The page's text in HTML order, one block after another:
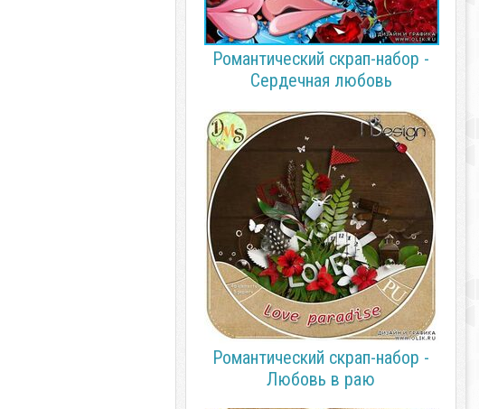
Романтический скрап-набор -
Сердечная любовь
Романтический скрап-набор -
Любовь в раю